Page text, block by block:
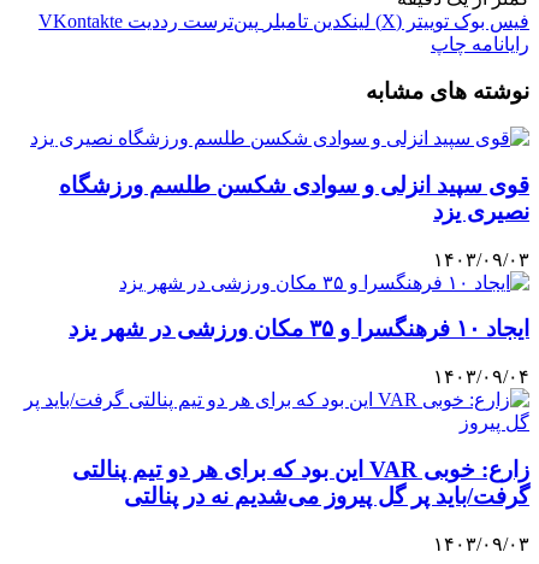
فیس بوک توییتر (X) لینکدین ‫تامبلر ‫پین‌ترست ‫رددیت ‫VKontakte
رایانامه چاپ
نوشته های مشابه
قوی سپید انزلی و سوادی شکسن طلسم ورزشگاه
نصیری یزد
۱۴۰۳/۰۹/۰۳
ایجاد ۱۰ فرهنگسرا و ۳۵ مکان ورزشی در شهر یزد
۱۴۰۳/۰۹/۰۴
زارع: خوبی VAR این بود که برای هر دو تیم پنالتی
گرفت/باید پر گل پیروز می‌شدیم نه در پنالتی
۱۴۰۳/۰۹/۰۳